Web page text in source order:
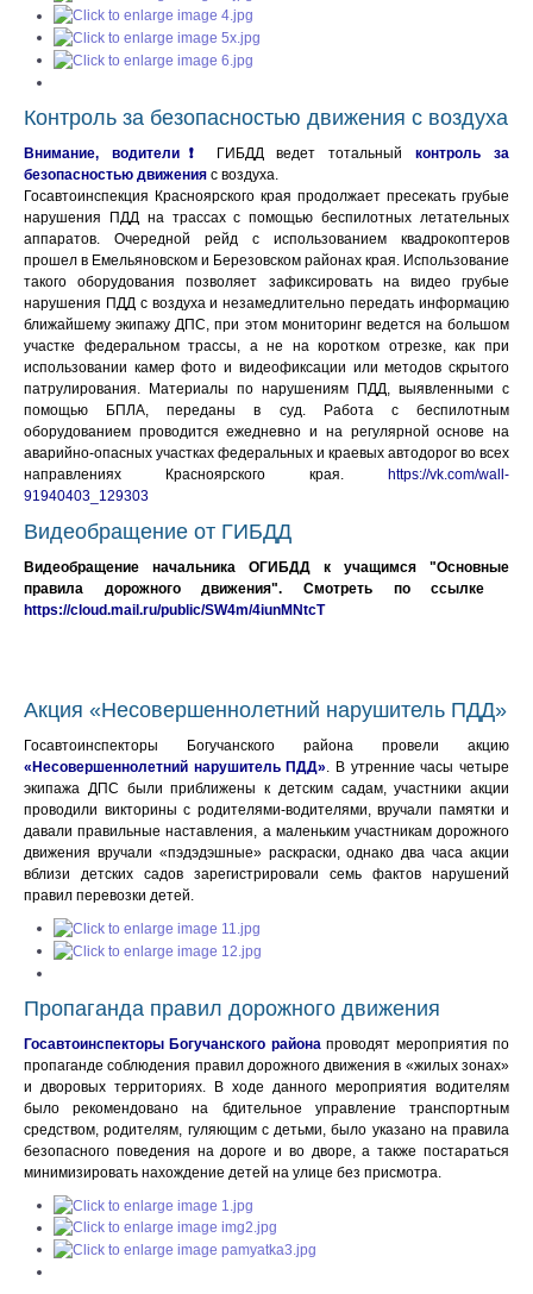
Контроль за безопасностью движения с воздуха
Внимание, водители❗ ГИБДД ведет тотальныйконтроль за
безопасностью движения с воздуха.
Госавтоинспекция Красноярского края продолжает пресекать грубые
нарушения ПДД на трассах с помощью беспилотных летательных
аппаратов. Очередной рейд с использованием квадрокоптеров
прошел в Емельяновском и Березовском районах края. Использование
такого оборудования позволяет зафиксировать на видео грубые
нарушения ПДД с воздуха и незамедлительно передать информацию
ближайшему экипажу ДПС, при этом мониторинг ведется на большом
участке федеральном трассы, а не на коротком отрезке, как при
использовании камер фото и видеофиксации или методов скрытого
патрулирования. Материалы по нарушениям ПДД, выявленными с
помощью БПЛА, переданы в суд. Работа с беспилотным
оборудованием проводится ежедневно и на регулярной основе на
аварийно-опасных участках федеральных и краевых автодорог во всех
направлениях Красноярского края. https://vk.com/wall-
91940403_129303
Видеобращение от ГИБДД
Видеобращение начальника ОГИБДД к учащимся "Основные
правила дорожного движения". Смотреть по ссылке
https://cloud.mail.ru/public/SW4m/4iunMNtcT
Акция «Несовершеннолетний нарушитель ПДД»
Госавтоинспекторы Богучанского района провели акцию
«Несовершеннолетний нарушитель ПДД». В утренние часы четыре
экипажа ДПС были приближены к детским садам, участники акции
проводили викторины с родителями-водителями, вручали памятки и
давали правильные наставления, а маленьким участникам дорожного
движения вручали «пэдэдэшные» раскраски, однако два часа акции
вблизи детских садов зарегистрировали семь фактов нарушений
правил перевозки детей.
Пропаганда правил дорожного движения
Госавтоинспекторы Богучанского района проводят мероприятия по
пропаганде соблюдения правил дорожного движения в «жилых зонах»
и дворовых территориях. В ходе данного мероприятия водителям
было рекомендовано на бдительное управление транспортным
средством, родителям, гуляющим с детьми, было указано на правила
безопасного поведения на дороге и во дворе, а также постараться
минимизировать нахождение детей на улице без присмотра.